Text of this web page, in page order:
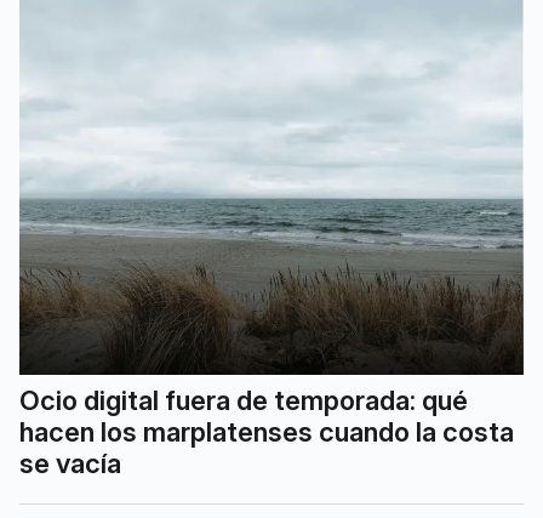
Ocio digital fuera de temporada: qué
hacen los marplatenses cuando la costa
se vacía